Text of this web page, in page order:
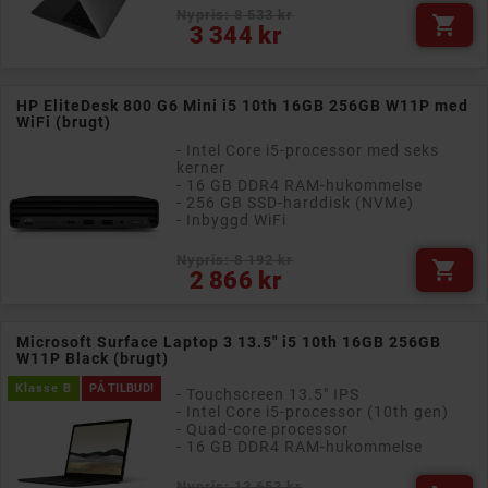
3 344 kr
Pris 
HP EliteDesk 800 G6 Mini i5 10th 16GB 256GB W11P med
WiFi (brugt)
- Intel Core i5-processor med seks
kerner
- 16 GB DDR4 RAM-hukommelse
- 256 GB SSD-harddisk (NVMe)
- Inbyggd WiFi
2 866 kr
Pris 
Microsoft Surface Laptop 3 13.5" i5 10th 16GB 256GB
W11P Black (brugt)
PÅ TILBUD!
Klasse B
- Touchscreen 13.5" IPS
- Intel Core i5-processor (10th gen)
- Quad-core processor
- 16 GB DDR4 RAM-hukommelse